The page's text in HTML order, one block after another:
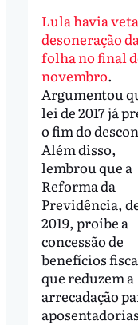
Lula havia
desoneração da
folha no final
novembro.
Argumentou
lei de 2017 já
o fim do
Além disso,
lembrou que a
Reforma da
Previdência,
2019, proíbe a
concessão de
benefícios
que reduzem a
arrecadação